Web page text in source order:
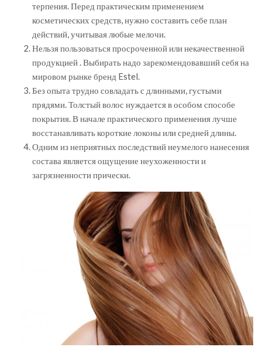
терпения. Перед практическим применением
косметических средств, нужно составить себе план
действий, учитывая любые мелочи.
Нельзя пользоваться просроченной или некачественной
продукцией . Выбирать надо зарекомендовавший себя на
мировом рынке бренд Estel.
Без опыта трудно совладать с длинными, густыми
прядями. Толстый волос нуждается в особом способе
покрытия. В начале практического применения лучше
восстанавливать короткие локоны или средней длины.
Одним из неприятных последствий неумелого нанесения
состава является ощущение неухоженности и
загрязненности прически.